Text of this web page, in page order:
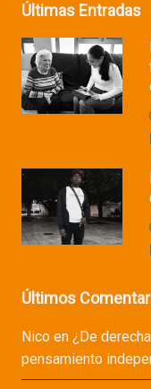
Últimas Entradas
Últimos
Nicoen ¿De
pensamiento